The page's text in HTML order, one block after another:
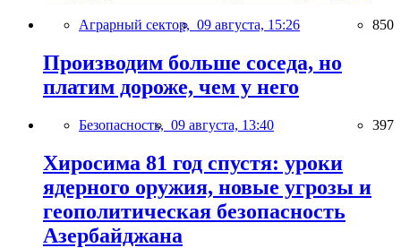
Аграрный сектор, 09 августа, 15:26 850
Производим больше соседа, но
платим дороже, чем у него
Безопасность, 09 августа, 13:40 397
Хиросима 81 год спустя: уроки
ядерного оружия, новые угрозы и
геополитическая безопасность
Азербайджана